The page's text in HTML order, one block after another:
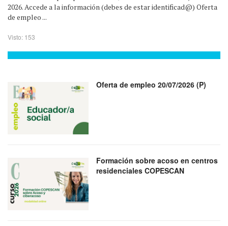
2026. Accede a la información (debes de estar identificad@) Oferta
de empleo ...
Visto: 153
Oferta de empleo 20/07/2026 (P)
Formación sobre acoso en centros
residenciales COPESCAN